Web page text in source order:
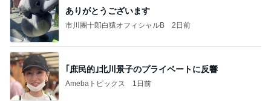
ありがとうございます
市川團十郎白猿オフィシャルB 2日前
｢庶民的｣北川景子のプライベートに反響
Amebaトピックス 1日前